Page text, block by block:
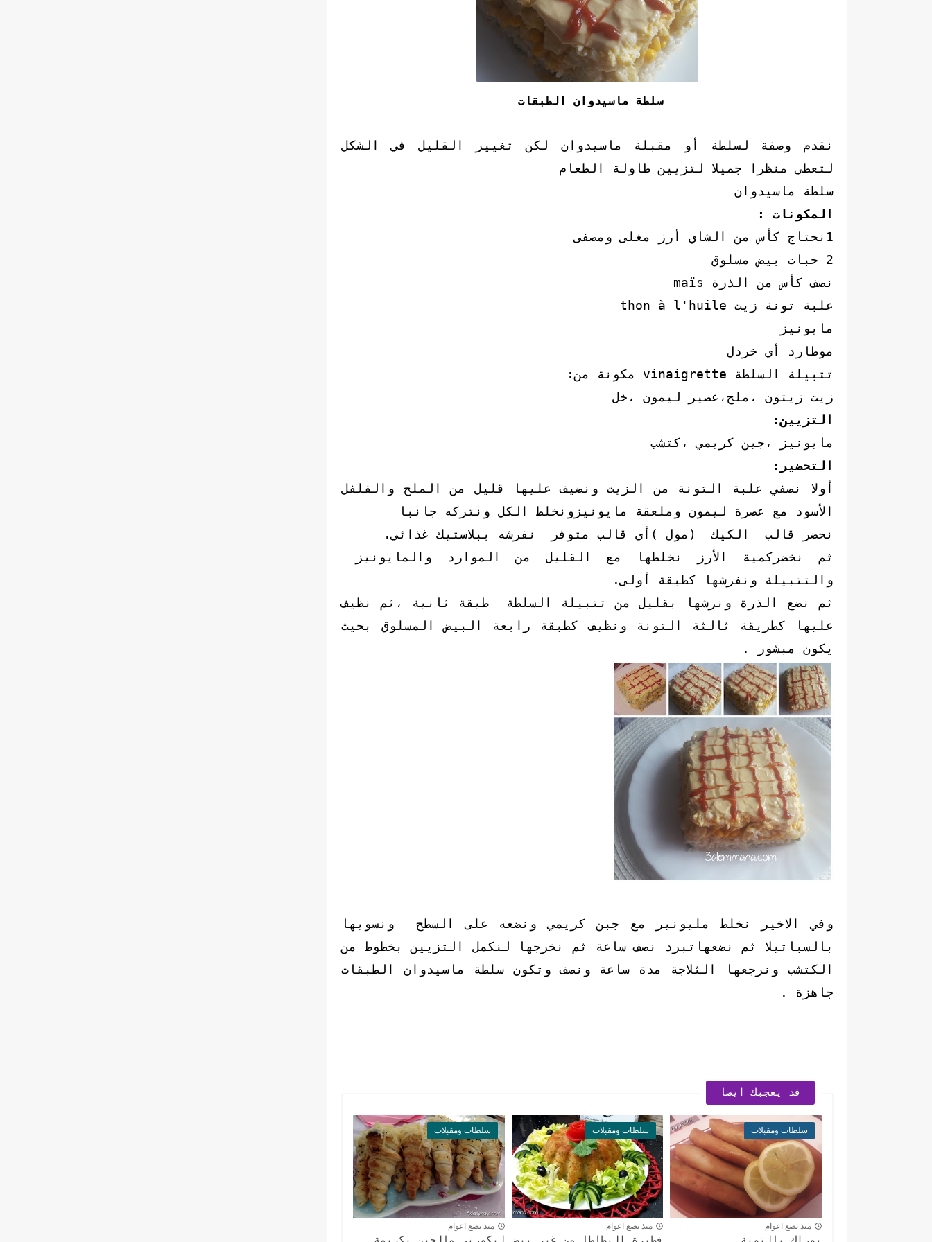
سلطة ماسيدوان الطبقات
نقدم وصفة لسلطة أو مقبلة ماسيدوان لكن تغيير القليل في الشكل
لتعطي منظرا جميلا لتزيين طاولة الطعام
سلطة ماسيدوان
المكونات :
1نحتاج كأس من الشاي أرز مغلى ومصفى
2 حبات بيض مسلوق
نصف كأس من الذرة maïs
علبة تونة زيت thon à l'huile
مايونيز
موطارد أي خردل
تتبيلة السلطة vinaigrette مكونة من:
زيت زيتون ،ملح،عصير ليمون ،خل
التزيين:
مايونيز ،جين كريمي ،كتشب
التحضير:
أولا نصفي علبة التونة من الزيت ونضيف عليها قليل من الملح والفلفل
الأسود مع عصرة ليمون وملعقة مايونيزونخلط الكل ونتركه جانبا
نحضر قالب الكيك (مول )أي قالب متوفر نفرشه ببلاستيك غذائي.
ثم نخضركمية الأرز نخلطها مع القليل من الموارد والمايونيز
والتتبيلة ونفرشها كطبقة أولى.
ثم نضع الذرة ونرشها بقليل من تتبيلة السلطة طيقة ثانية ،ثم نظيف
عليها كطريقة ثالثة التونة ونظيف كطبقة رابعة البيض المسلوق بحيث
يكون مبشور .
وفي الاخير نخلط مليونير مع جبن كريمي ونضعه على السطح ونسويها
بالسباتيلا ثم نضعهاتبرد نصف ساعة ثم نخرجها لنكمل التزيين بخطوط من
الكتشب ونرجعها الثلاجة مدة ساعة ونصف وتكون سلطة ماسيدوان الطبقات
جاهزة .
قد يعجبك ايضا
سلطات ومقبلات
منذ بضع اعوام
سلطات ومقبلات
منذ بضع اعوام
سلطات ومقبلات
منذ بضع اعوام